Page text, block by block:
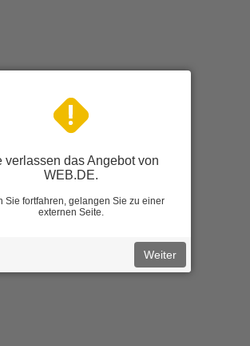
verlassen das Angebot von
WEB.DE.
Sie fortfahren, gelangen Sie zu einer
externen Seite.
Weiter